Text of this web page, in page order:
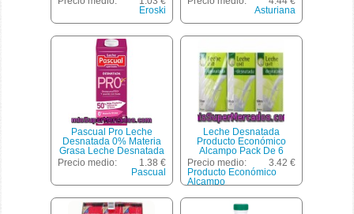
Eroski
Asturiana
Pascual Pro Leche
Desnatada 0% Materia
Grasa Leche Desnatada
50% Más Proteina Envase
Precio medio:
1.38 €
Pascual
Leche Desnatada
Producto Económico
Alcampo Pack De 6
Unidades De 1 Litro
Precio medio:
3.42 €
Producto Económico
Alcampo